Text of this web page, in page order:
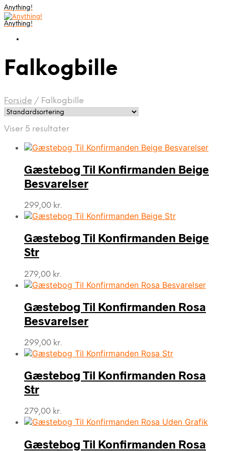
Anything!
Anything!
Falkogbille
Forside / Falkogbille
Viser 5 resultater
Gæstebog Til Konfirmanden Beige
Besvarelser
299,00 kr.
Gæstebog Til Konfirmanden Beige
Str
279,00 kr.
Gæstebog Til Konfirmanden Rosa
Besvarelser
299,00 kr.
Gæstebog Til Konfirmanden Rosa
Str
279,00 kr.
Gæstebog Til Konfirmanden Rosa